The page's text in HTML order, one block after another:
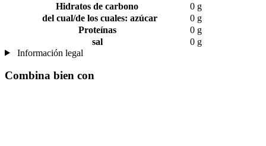
Hidratos de carbono
0 g
del cual/de los cuales: azúcar
0 g
Proteínas
0 g
sal
0 g
Información legal
Combina bien con